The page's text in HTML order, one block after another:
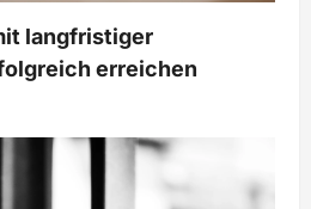
langfristiger
erreichen